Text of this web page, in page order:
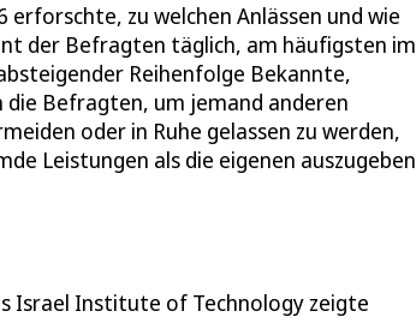
zu welchen Anlässen und wie
der Befragten täglich, am häufigsten im
Reihenfolge Bekannte,
die Befragten, um jemand anderen
oder in Ruhe gelassen zu werden,
Leistungen als die eigenen auszugeben
Israel Institute of Technology zeigte